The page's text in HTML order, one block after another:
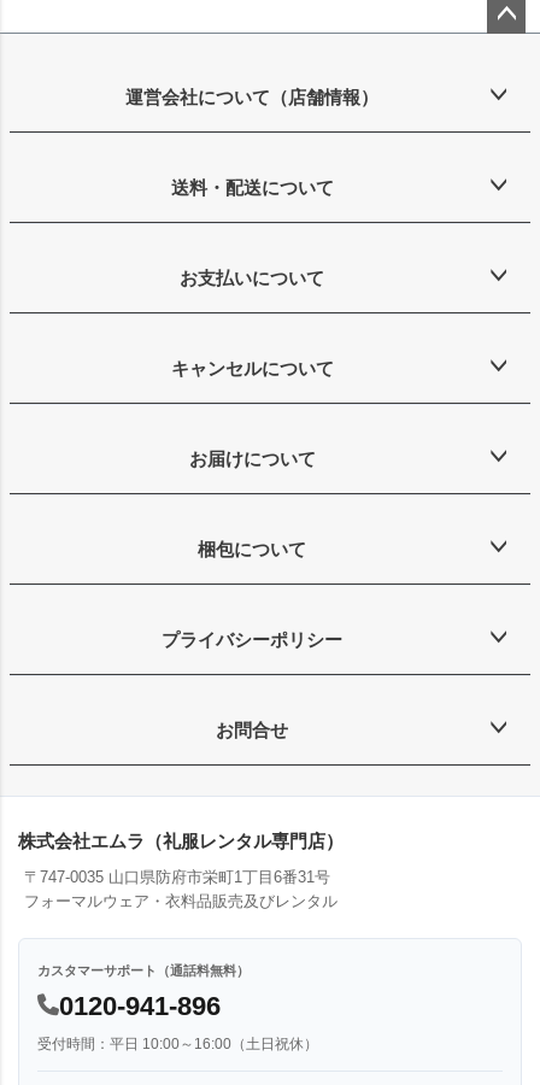
ップ
運営会社について（店舗情報）
送料・配送について
お支払いについて
キャンセルについて
お届けについて
梱包について
プライバシーポリシー
お問合せ
株式会社エムラ（礼服レンタル専門店）
〒747-0035 山口県防府市栄町1丁目6番31号
フォーマルウェア・衣料品販売及びレンタル
カスタマーサポート（通話料無料）
0120-941-896
受付時間：平日 10:00～16:00（土日祝休）